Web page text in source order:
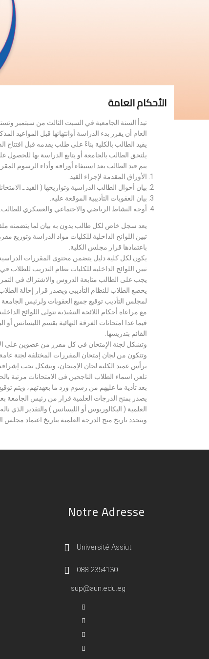
الأحكام العامة
تبدأ السنة الجامعية في السبت الثالث من سبتمبر
العام أن يقرر بدء الدراسة أوانتهائها قبل المواعيد
يقيد الطالب بالكلية بناءً على طلب يقدمه قبل
يلتحق الطالب بالجامعة أو يتابع الدراسة بها
يتم قيد الطالب بعد استيفاء أوراقه وأداء الرسوم
الأوراق المقدمة لإجراء القيد.
بيان أحوال الطالب الدراسية وتواريخها ( القيد ـ
بيان العقوبات التأديبية الموقعة عليه.
أوجه النشاط الرياضي والاجتماعي والعسكري للطالب.
يعد سجل خاص لكل طالب يدون به بيان لما يتضمنه
تبين اللوائح الداخلية للكليات مواد الدراسة
باعتمادها قرار مجلس الكلية.
يكون لكل كلية دليل يتضمن محتوى المقررات
تبين اللوائح الداخلية للكليات نظام التدريب للطلاب
يجب على الطالب متابعة الدروس والاشتراك في
يخضع الطلاب للنظام التأديبي ويصدر قرار إحالة
لمجلس التأديب توقيع جميع العقوبات ولرئيس الجامعة
مع مراعاة أحكام اللائحة التنفيذية تتولى اللوائح
فيما عدا امتحانات الفرقة النهائية بقسم الليسانس
القائم بتدريسها.
وتشكل لجنة الإمتحان في كل مقرر من عضوين على
وتتكون من لجان إمتحان المقررات المختلفة لجنة
يرأس عميد الكلية لجان الإمتحان، ويشكل تحت إشرافه
تلعن اسماء الطلاب الناجحين فى الامتحانات مرتبة
بعد تأدية ما عليهم من رسوم ورد ما بعهدتهم، ويتم
يصدر بمنح الدرجات العلمية قرار من رئيس الجامعة
العلمية ( البكالوريوس أو الليسانس ) والتقدير الذي ناله.
ويتحدد تاريخ منح الدرجة العلمية بتاريخ اعتماد مجلس
Notre Adresse
Université Assiut
088-2354130
sup@aun.edu.eg